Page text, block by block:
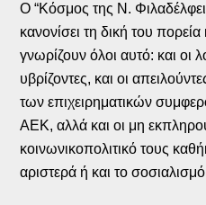
Ο “Κόσμος της Ν.
κανονίσει τη δική του
γνωρίζουν όλοι αυτό: και οι
υβρίζοντες, και οι
των επιχειρηματικών
ΑΕΚ, αλλά και οι μη
κοινωνικοπολιτικό τους
αριστερά ή και το